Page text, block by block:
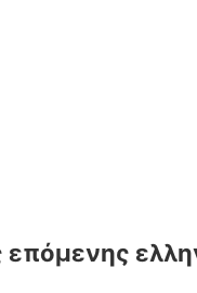
επόμενης